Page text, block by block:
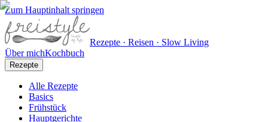
Zum Hauptinhalt springen
Rezepte · Reisen · Slow Living
Über michKochbuch
Rezepte
Alle Rezepte
Basics
Frühstück
Hauptgerichte